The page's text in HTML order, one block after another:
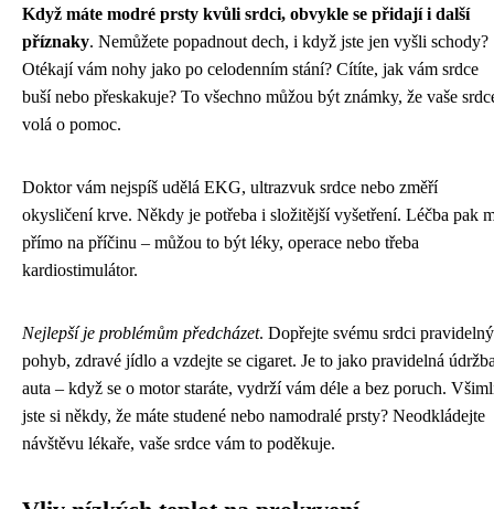
Když máte modré prsty kvůli srdci, obvykle se přidají i další
příznaky. Nemůžete popadnout dech, i když jste jen vyšli schody?
Otékají vám nohy jako po celodenním stání? Cítíte, jak vám srdce
buší nebo přeskakuje? To všechno můžou být známky, že vaše
volá o pomoc.
Doktor vám nejspíš udělá EKG, ultrazvuk srdce nebo změří
okysličení krve. Někdy je potřeba i složitější vyšetření. Léčba pak
přímo na příčinu – můžou to být léky, operace nebo třeba
kardiostimulátor.
Nejlepší je problémům předcházet. Dopřejte svému srdci pravidelný
pohyb, zdravé jídlo a vzdejte se cigaret. Je to jako pravidelná
auta – když se o motor staráte, vydrží vám déle a bez poruch.
jste si někdy, že máte studené nebo namodralé prsty? Neodkládejte
návštěvu lékaře, vaše srdce vám to poděkuje.